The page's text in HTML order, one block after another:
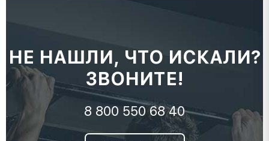
НЕ НАШЛИ, ЧТО ИСКАЛИ?
ЗВОНИТЕ!
8 800 550 68 40